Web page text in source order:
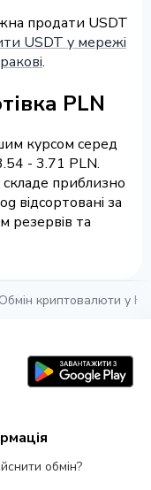
продати USDT
USDT у мережі
.
PLN
курсом серед
- 3.71 PLN.
приблизно
відсортовані за
резервів та
Обмін криптовалюти у
обмін?